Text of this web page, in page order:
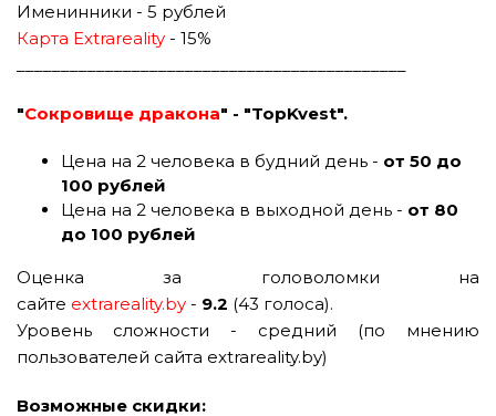
Именинники - 5 рублей
Карта Extrareality - 15%
"Сокровище дракона" - "TopKvest".
Цена на 2 человека в будний день - от 50 до
100 рублей
Цена на 2 человека в выходной день - от 80
до 100 рублей
Оценка за головоломки на
сайте extrareality.by - 9.2 (43 голоса).
Уровень сложности - средний (по мнению
пользователей сайта extrareality.by)
Возможные скидки: